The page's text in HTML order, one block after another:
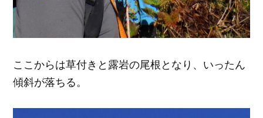
ここからは草付きと露岩の尾根となり、いったん
傾斜が落ちる。